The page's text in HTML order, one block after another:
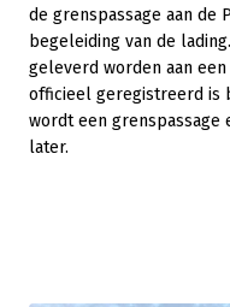
de grenspassage aan de
begeleiding van de
geleverd worden aan
officieel geregistreerd is
wordt een grenspassage
later.